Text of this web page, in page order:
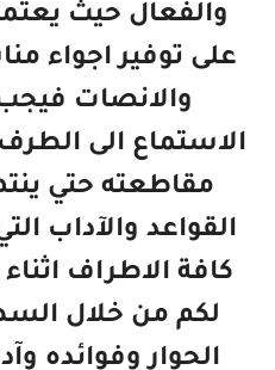
والفعال حيث
على توفير اجواء
والانصات
الاستماع الى الطرف
مقاطعته حتي
القواعد والآداب
كافة الاطراف
لكم من خلال
الحوار وفوائده